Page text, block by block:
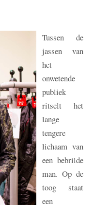
Tussen de
jassen van
het
onwetende
publiek
ritselt het
lange
tengere
lichaam van
een bebrilde
man. Op de
toog staat
een